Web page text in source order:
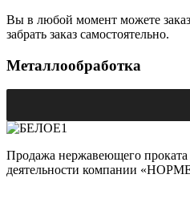
Вы в любой момент можете
забрать заказ самостоятельно.
Металлообработка
Продажа нержавеющего
деятельности компании